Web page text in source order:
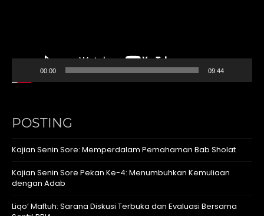
00:00 09:44
POSTING
Kajian Senin Sore: Memperdalam Pemahaman Bab Sholat
Kajian Senin Sore Pekan Ke-4: Menumbuhkan Kemuliaan
dengan Adab
Liqo’ Maftuh: Sarana Diskusi Terbuka dan Evaluasi Bersama